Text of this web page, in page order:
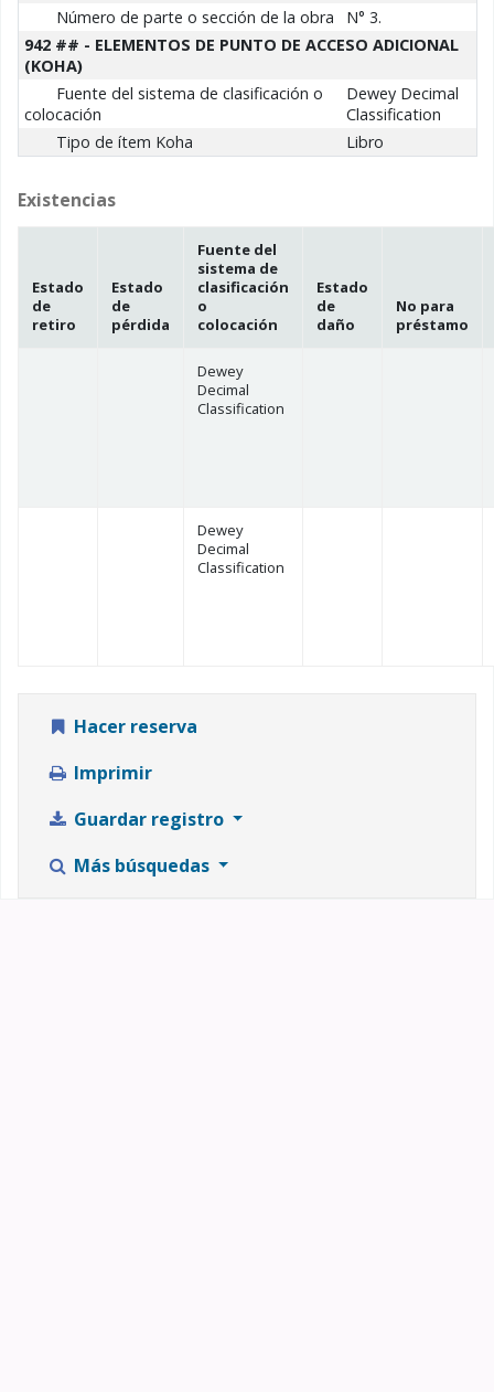
Número de parte o sección de la obra
N° 3.
942 ## - ELEMENTOS DE PUNTO DE ACCESO ADICIONAL
(KOHA)
Fuente del sistema de clasificación o
colocación
Dewey Decimal
Classification
Tipo de ítem Koha
Libro
Existencias
Estado
de
retiro
Estado
de
pérdida
Fuente del
sistema de
clasificación
o
colocación
Estado
de
daño
No para
préstamo
Dewey
Decimal
Classification
Dewey
Decimal
Classification
Hacer reserva
Imprimir
Guardar registro
Más búsquedas